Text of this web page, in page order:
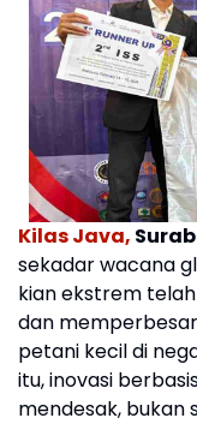
Kilas Java,
sekadar wacana
kian ekstrem
dan
petani kecil di
itu, inovasi
mendesak, bukan